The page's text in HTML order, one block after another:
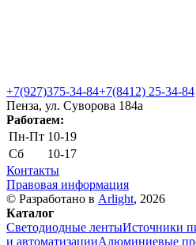
+7(927)375-34-84+7(8412) 25-34-84
Пенза, ул. Cуворова 184а
Работаем:
Пн-Пт 10-19
Сб
10-17
Контакты
Правовая информация
© Разработано в Arlight, 2026
Каталог
Светодиодные лентыИсточники
и автоматизацииАлюминиевые